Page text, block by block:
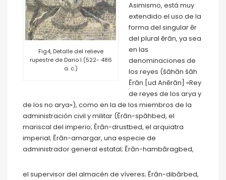
Fig4, Detalle del relieve
rupestre de Dario I (522- 486
a. c.)
Asimismo, está muy
extendido el uso de la
forma del singular ēr
del plural ērān, ya sea
en las
denominaciones de
los reyes (šāhān šāh
Ērān [ud Anērān] «Rey
de reyes de los arya y
de los no arya»), como en la de los miembros de la
administración civil y militar (Ērān-spāhbed, el
mariscal del imperio; Ērān-drustbed, el arquiatra
imperial; Ērān-amargar, una especie de
administrador general estatal; Ērān-hambāragbed,
el supervisor del almacén de víveres; Ērān-dibārbed,